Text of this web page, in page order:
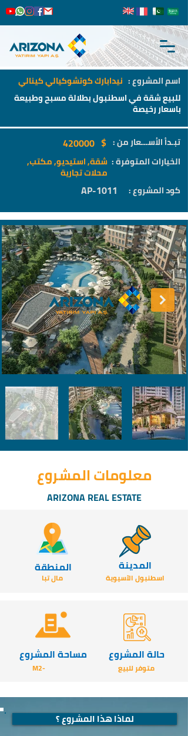
اسم المشروع :
للبيع شقة في اسطنبول بطلالة مسبح وطبيعة
باسعار رخيصة
نيدابارك كوتشوكيالي كينالي
تبـدأ الأســـعار من : 420000
الخيارات المتوفرة : شقة, استيديو, مكتب,
محلات تجارية
كود المشروع :
AP-1011
$
المنطقة
مال تبا
المدينة
اسطنبول الآسيوية
مساحة المشروع
-M2
حالة المشروع
متوفر للبيع
معلومات المشروع
ARIZONA REAL ESTATE
لماذا هذا المشروع ؟